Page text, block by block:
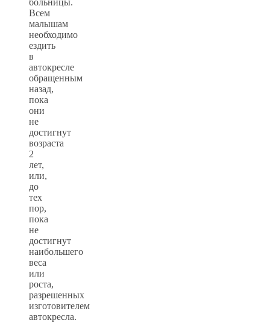
больницы.
Всем
малышам
необходимо
ездить
в
автокресле
обращенным
назад,
пока
они
не
достигнут
возраста
2
лет,
или,
до
тех
пор,
пока
не
достигнут
наибольшего
веса
или
роста,
разрешенных
изготовителем
автокресла.